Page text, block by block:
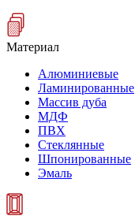
Материал
Алюминиевые
Ламинированные
Массив дуба
МДФ
ПВХ
Стеклянные
Шпонированные
Эмаль